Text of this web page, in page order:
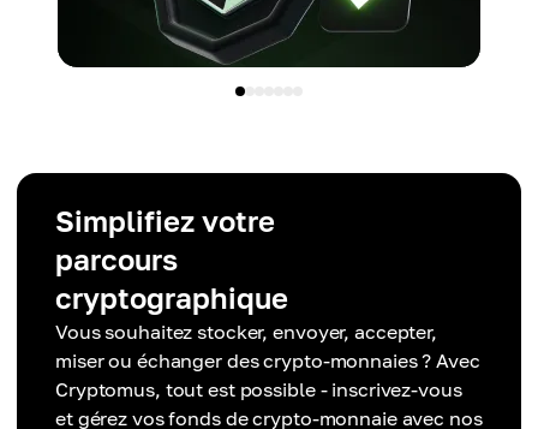
Simplifiez votre
parcours
cryptographique
Vous souhaitez stocker, envoyer, accepter,
miser ou échanger des crypto-monnaies ? Avec
Cryptomus, tout est possible - inscrivez-vous
et gérez vos fonds de crypto-monnaie avec nos